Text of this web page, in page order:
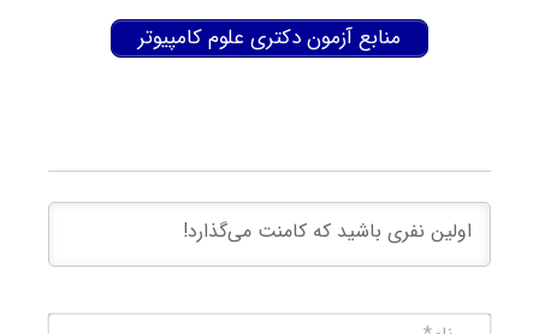
منابع آزمون دکتری ﻋﻠﻮم ﻛﺎﻣﭙﻴﻮﺗﺮ